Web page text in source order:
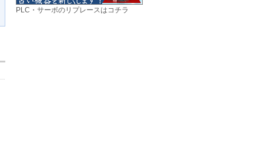
PLC・サーボのリプレースはコチラ